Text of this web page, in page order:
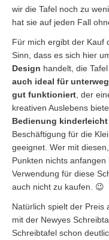
wir die Tafel noch zu
hat sie auf jeden Fall
Für mich ergibt der Kauf
Sinn, dass es sich hier
Design handelt, die
auch ideal für
gut funktioniert , der
kreativen Auslebens
Bedienung kinderleicht
Beschäftigung für die
geeignet. Wer mit
Punkten nichts
Verwendung für diese
auch nicht zu kaufen. 😉
Natürlich spielt der Preis
mit der Newyes
Schreibtafel schon